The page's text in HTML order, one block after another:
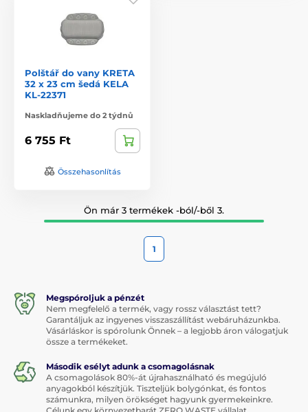
Polštář do vany KRETA
32 x 23 cm šedá KELA
KL-22371
Naskladňujeme do 2 týdnů
6 755 Ft
Összehasonlítás
Ön már 3 termékek -ból/-ből 3.
1
Megspóroljuk a pénzét
Nem megfelelő a termék, vagy rossz választást tett?
Garantáljuk az ingyenes visszaszállítást webáruházunkba.
Vásárláskor is spórolunk Önnek – a legjobb áron válogatjuk
össze a termékeket.
Második esélyt adunk a csomagolásnak
A csomagolások 80%-át újrahasználható és megújuló
anyagokból készítjük. Tiszteljük bolygónkat, és fontos
számunkra, milyen örökséget hagyunk gyermekeinkre.